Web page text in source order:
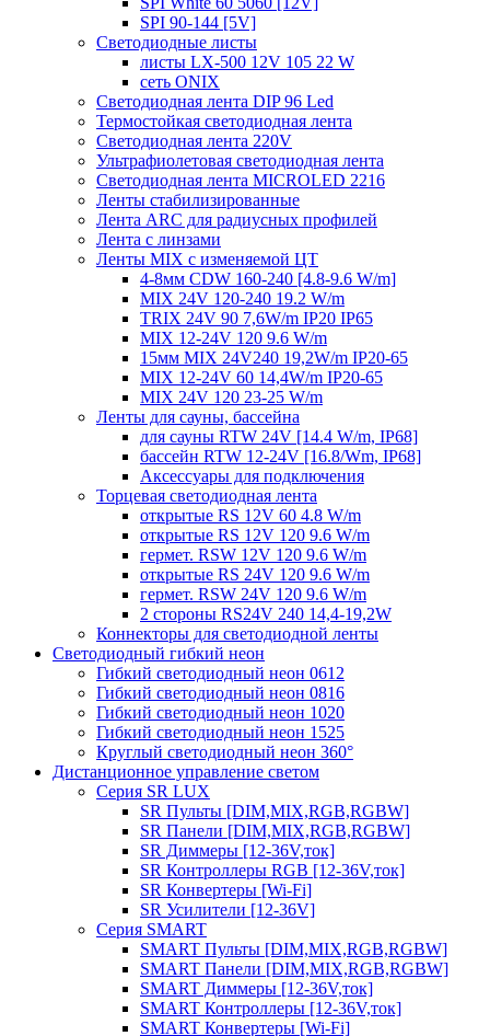
SPI 90-144 [5V]
Светодиодные листы
листы LX-500 12V 105 22 W
сеть ONIX
Светодиодная лента DIP 96 Led
Термостойкая светодиодная лента
Светодиодная лента 220V
Ультрафиолетовая светодиодная лента
Светодиодная лента MICROLED 2216
Ленты стабилизированные
Лента ARC для радиусных профилей
Лента с линзами
Ленты MIX с изменяемой ЦТ
4-8мм CDW 160-240 [4.8-9.6 W/m]
MIX 24V 120-240 19.2 W/m
TRIX 24V 90 7,6W/m IP20 IP65
MIX 12-24V 120 9.6 W/m
15мм MIX 24V240 19,2W/m IP20-65
MIX 12-24V 60 14,4W/m IP20-65
MIX 24V 120 23-25 W/m
Ленты для сауны, бассейна
для сауны RTW 24V [14.4 W/m, IP68]
бассейн RTW 12-24V [16.8/Wm, IP68]
Аксессуары для подключения
Торцевая светодиодная лента
открытые RS 12V 60 4.8 W/m
открытые RS 12V 120 9.6 W/m
гермет. RSW 12V 120 9.6 W/m
открытые RS 24V 120 9.6 W/m
гермет. RSW 24V 120 9.6 W/m
2 стороны RS24V 240 14,4-19,2W
Коннекторы для светодиодной ленты
Светодиодный гибкий неон
Гибкий светодиодный неон 0612
Гибкий светодиодный неон 0816
Гибкий светодиодный неон 1020
Гибкий светодиодный неон 1525
Круглый светодиодный неон 360°
Дистанционное управление светом
Серия SR LUX
SR Пульты [DIM,MIX,RGB,RGBW]
SR Панели [DIM,MIX,RGB,RGBW]
SR Диммеры [12-36V,ток]
SR Контроллеры RGB [12-36V,ток]
SR Конвертеры [Wi-Fi]
SR Усилители [12-36V]
Серия SMART
SMART Пульты [DIM,MIX,RGB,RGBW]
SMART Панели [DIM,MIX,RGB,RGBW]
SMART Диммеры [12-36V,ток]
SMART Контроллеры [12-36V,ток]
SMART Конвертеры [Wi-Fi]